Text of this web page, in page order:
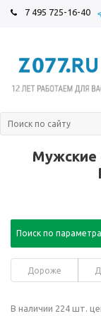
7 495 725-16-40
Мужские
Поиск по
Дороже
В наличии 224 шт.